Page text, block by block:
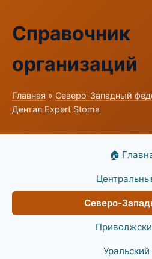
Справочник
организаций
Главная » Северо-Западный
Дентал Expert Stoma
🏠
Северо-